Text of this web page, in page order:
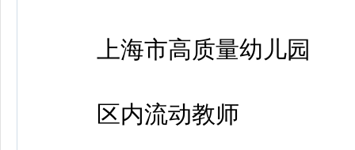
上海市高质量幼儿园
区内流动教师